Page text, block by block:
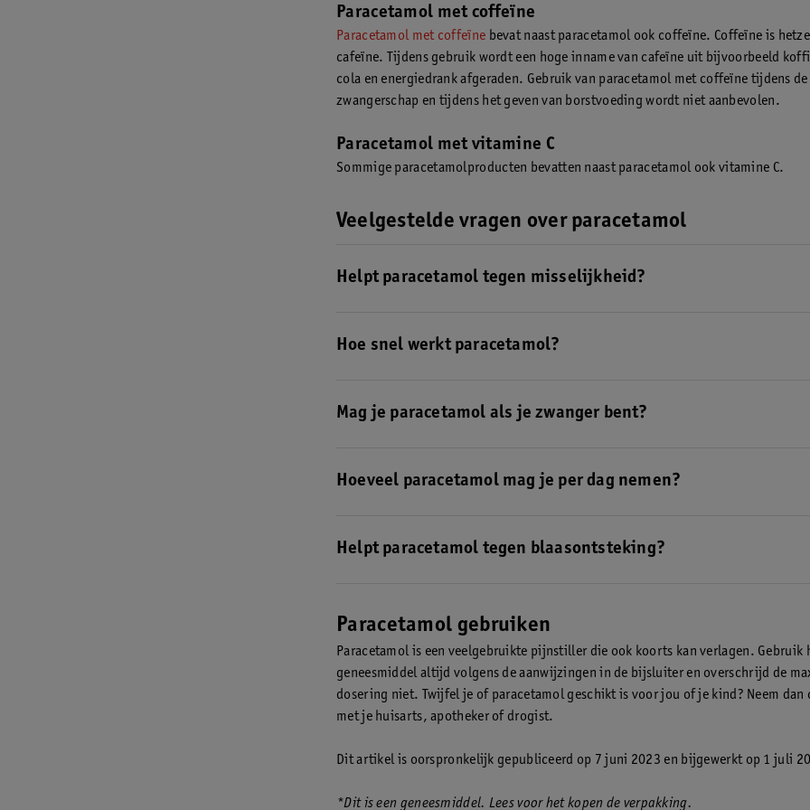
Paracetamol met coffeïne
Paracetamol met coffeïne bevat naast paracetamol ook coffeïne. Coffeïne is
cafeïne. Tijdens gebruik wordt een hoge inname van cafeïne uit bijvoorbeeld
cola en energiedrank afgeraden. Gebruik van paracetamol met coffeïne tijdens de
zwangerschap en tijdens het geven van borstvoeding wordt niet aanbevolen.
Paracetamol met vitamine C
Sommige paracetamolproducten bevatten naast paracetamol ook vitamine C.
Veelgestelde vragen over paracetamol
Helpt paracetamol tegen misselijkheid?
klacht te gebruiken.
Hoe snel werkt paracetamol?
Mag je paracetamol als je zwanger bent?
Hoeveel paracetamol mag je per dag nemen?
doseringen moet minimaal 4 uur zitten. Gebruik maximaal 6 tabletten van 500 mg
Helpt paracetamol tegen blaasontsteking?
Paracetamol gebruiken
Paracetamol is een veelgebruikte pijnstiller die ook koorts kan verlagen. Gebruik
geneesmiddel altijd volgens de aanwijzingen in de bijsluiter en overschrijd de
dosering niet. Twijfel je of paracetamol geschikt is voor jou of je kind? Neem dan
met je huisarts, apotheker of drogist.
Dit artikel is oorspronkelijk gepubliceerd op 7 juni 2023 en bijgewerkt op 1 juli
*Dit is een geneesmiddel. Lees voor het kopen de verpakking.